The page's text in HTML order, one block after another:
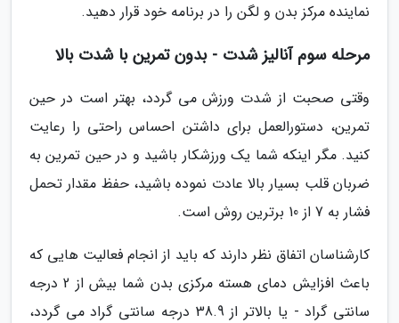
نماینده مرکز بدن و لگن را در برنامه خود قرار دهید.
مرحله سوم آنالیز شدت - بدون تمرین با شدت بالا
وقتی صحبت از شدت ورزش می گردد، بهتر است در حین
تمرین، دستورالعمل برای داشتن احساس راحتی را رعایت
کنید. مگر اینکه شما یک ورزشکار باشید و در حین تمرین به
ضربان قلب بسیار بالا عادت نموده باشید، حفظ مقدار تحمل
فشار به 7 از 10 برترین روش است.
کارشناسان اتفاق نظر دارند که باید از انجام فعالیت هایی که
باعث افزایش دمای هسته مرکزی بدن شما بیش از 2 درجه
سانتی گراد - یا بالاتر از 38.9 درجه سانتی گراد می گردد،